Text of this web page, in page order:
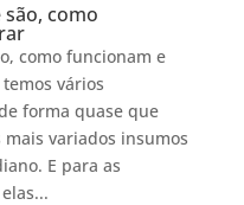
como
como funcionam e
vários
forma quase que
variados insumos
E para as